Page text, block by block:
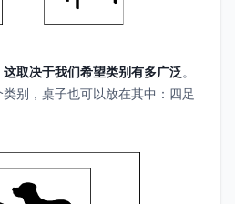
取决于我们希望类别有多广泛。
别，桌子也可以放在其中：四足